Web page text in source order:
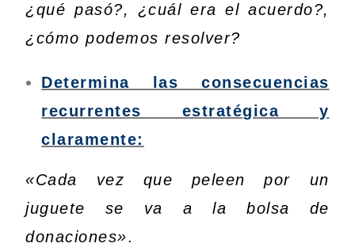
¿qué pasó?, ¿cuál era el acuerdo?,
¿cómo podemos resolver?
Determina las consecuencias
recurrentes estratégica y
claramente:
«Cada vez que peleen por un
juguete se va a la bolsa de
donaciones».